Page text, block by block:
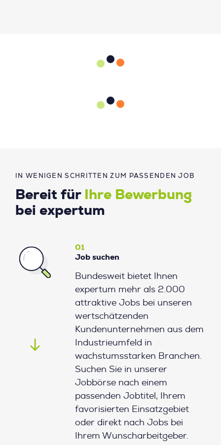
IN WENIGEN SCHRITTEN ZUM PASSENDEN JOB
Bereit für
Ihre Bewerbung
bei expertum
01
Job suchen
Bundesweit bietet Ihnen
expertum mehr als 2.000
attraktive Jobs bei unseren
wertschätzenden
Kundenunternehmen aus dem
Industrieumfeld in
wachstumsstarken Branchen.
Suchen Sie in unserer
Jobbörse nach einem
passenden Jobtitel, Ihrem
favorisierten Einsatzgebiet
oder direkt nach Jobs bei
Ihrem Wunscharbeitgeber.